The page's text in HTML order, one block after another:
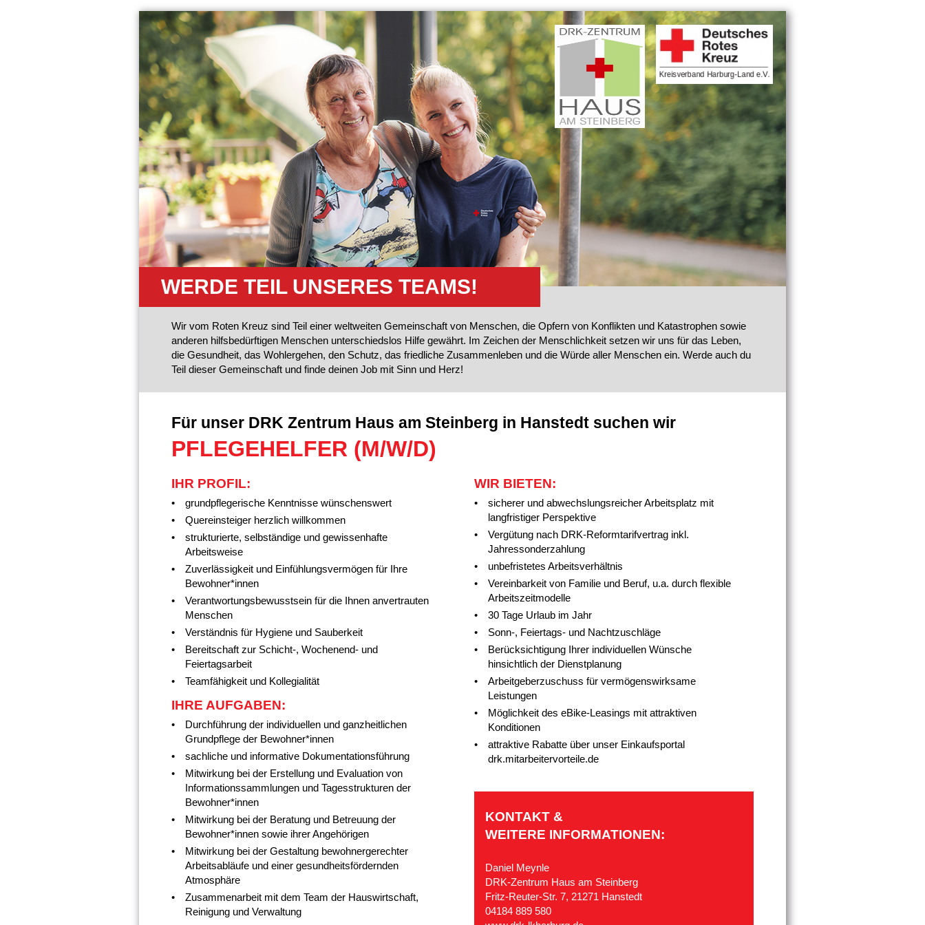
WERDE TEIL UNSERES TEAMS!
Wir vom Roten Kreuz sind Teil einer weltweiten Gemeinschaft von Menschen, die Opfern von Konflikten und Katastrophen sowie
anderen hilfsbedürftigen Menschen unterschiedslos Hilfe gewährt. Im Zeichen der Menschlichkeit setzen wir uns für das Leben,
die Gesundheit, das Wohlergehen, den Schutz, das friedliche Zusammenleben und die Würde aller Menschen ein. Werde auch du
Teil dieser Gemeinschaft und finde deinen Job mit Sinn und Herz!
Für unser DRK Zentrum Haus am Steinberg in Hanstedt suchen wir
PFLEGEHELFER (M/W/D)
IHR PROFIL:
grundpflegerische Kenntnisse wünschenswert
Quereinsteiger herzlich willkommen
strukturierte, selbständige und gewissenhafte
Arbeitsweise
Zuverlässigkeit und Einfühlungsvermögen für Ihre
Bewohner*innen
Verantwortungsbewusstsein für die Ihnen anvertrauten
Menschen
Verständnis für Hygiene und Sauberkeit
Bereitschaft zur Schicht-, Wochenend- und
Feiertagsarbeit
Teamfähigkeit und Kollegialität
IHRE AUFGABEN:
Durchführung der individuellen und ganzheitlichen
Grundpflege der Bewohner*innen
sachliche und informative Dokumentationsführung
Mitwirkung bei der Erstellung und Evaluation von
Informationssammlungen und Tagesstrukturen der
Bewohner*innen
Mitwirkung bei der Beratung und Betreuung der
Bewohner*innen sowie ihrer Angehörigen
Mitwirkung bei der Gestaltung bewohnergerechter
Arbeitsabläufe und einer gesundheitsfördernden
Atmosphäre
Zusammenarbeit mit dem Team der Hauswirtschaft,
Reinigung und Verwaltung
WIR BIETEN:
sicherer und abwechslungsreicher Arbeitsplatz mit
langfristiger Perspektive
Vergütung nach DRK-Reformtarifvertrag inkl.
Jahressonderzahlung
unbefristetes Arbeitsverhältnis
Vereinbarkeit von Familie und Beruf, u.a. durch flexible
Arbeitszeitmodelle
30 Tage Urlaub im Jahr
Sonn-, Feiertags- und Nachtzuschläge
Berücksichtigung Ihrer individuellen Wünsche
hinsichtlich der Dienstplanung
Arbeitgeberzuschuss für vermögenswirksame
Leistungen
Möglichkeit des eBike-Leasings mit attraktiven
Konditionen
attraktive Rabatte über unser Einkaufsportal
drk.mitarbeitervorteile.de
KONTAKT &
WEITERE INFORMATIONEN:
Daniel Meynle
DRK-Zentrum Haus am Steinberg
Fritz-Reuter-Str. 7, 21271 Hanstedt
04184 889 580